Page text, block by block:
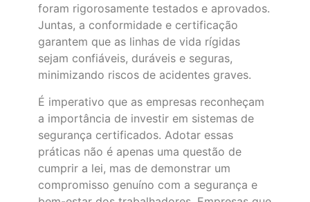
foram rigorosamente testados e aprovados.
Juntas, a conformidade e certificação
garantem que as linhas de vida rígidas
sejam confiáveis, duráveis e seguras,
minimizando riscos de acidentes graves.
É imperativo que as empresas reconheçam
a importância de investir em sistemas de
segurança certificados. Adotar essas
práticas não é apenas uma questão de
cumprir a lei, mas de demonstrar um
compromisso genuíno com a segurança e